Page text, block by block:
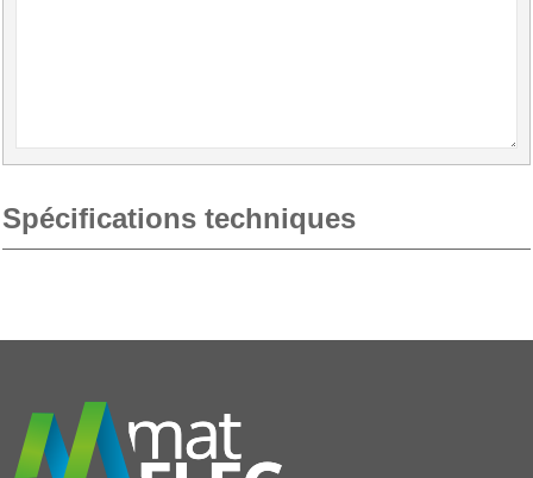
Spécifications techniques